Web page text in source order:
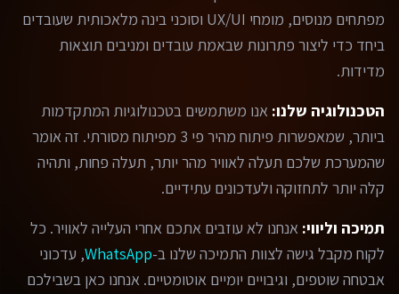
מפתחים מנוסים, מומחי UX/UI וסוכני בינה מלאכותית שעובדים
ביחד כדי ליצור פתרונות שבאמת עובדים ומניבים תוצאות
מדידות.
הטכנולוגיה שלנו: אנו משתמשים בטכנולוגיות המתקדמות
ביותר, שמאפשרות פיתוח מהיר פי 3 מפיתוח מסורתי. זה אומר
שהמערכת שלכם תעלה לאוויר מהר יותר, תעלה פחות, ותהיה
קלה יותר לתחזוקה ולעדכונים עתידיים.
תמיכה וליווי: אנחנו לא עוזבים אתכם אחרי העלייה לאוויר. כל
לקוח מקבל גישה לצוות התמיכה שלנו ב-WhatsApp, עדכוני
אבטחה שוטפים, וגיבויים יומיים אוטומטיים. אנחנו כאן בשבילכם